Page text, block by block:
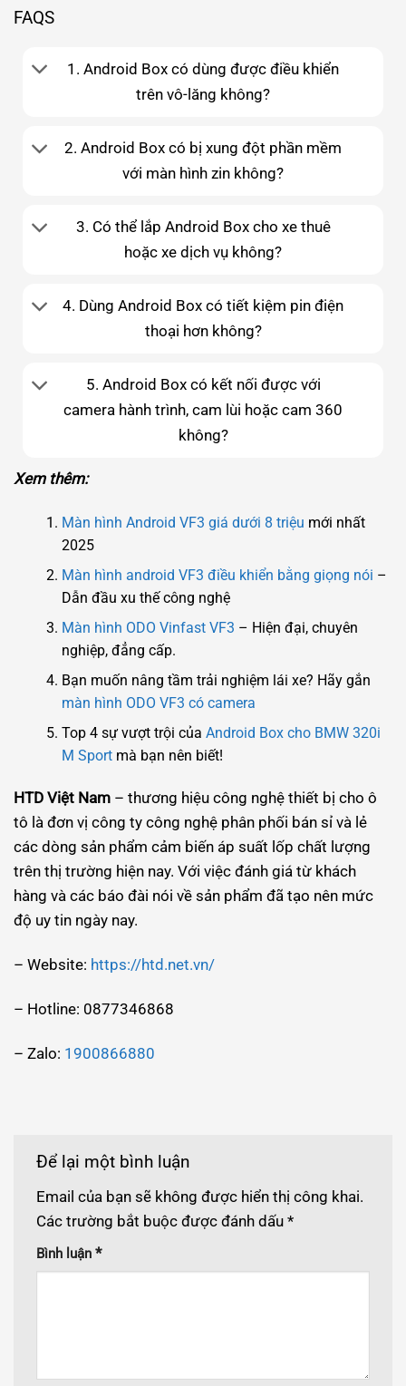
FAQS
1. Android Box có dùng được điều khiển
trên vô-lăng không?
2. Android Box có bị xung đột phần mềm
với màn hình zin không?
3. Có thể lắp Android Box cho xe thuê
hoặc xe dịch vụ không?
4. Dùng Android Box có tiết kiệm pin điện
thoại hơn không?
5. Android Box có kết nối được với
camera hành trình, cam lùi hoặc cam 360
không?
Xem thêm:
Màn hình Android VF3 giá dưới 8 triệu mới nhất
2025
Màn hình android VF3 điều khiển bằng giọng nói –
Dẫn đầu xu thế công nghệ
Màn hình ODO Vinfast VF3 – Hiện đại, chuyên
nghiệp, đẳng cấp.
Bạn muốn nâng tầm trải nghiệm lái xe? Hãy gắn
màn hình ODO VF3 có camera
Top 4 sự vượt trội của Android Box cho BMW 320i
M Sportmà bạn nên biết!
HTD Việt Nam – thương hiệu công nghệ thiết bị cho ô
tô là đơn vị công ty công nghệ phân phối bán sỉ và lẻ
các dòng sản phẩm cảm biến áp suất lốp chất lượng
trên thị trường hiện nay. Với việc đánh giá từ khách
hàng và các báo đài nói về sản phẩm đã tạo nên mức
độ uy tin ngày nay.
– Website: https://htd.net.vn/
– Hotline: 0877346868
– Zalo: 1900866880
Để lại một bình luận
Email của bạn sẽ không được hiển thị công khai.
Các trường bắt buộc được đánh dấu *
Bình luận *